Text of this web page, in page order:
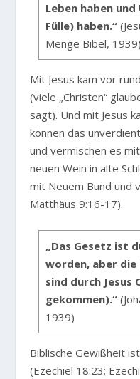
Leben haben
Fülle) haben.“
Menge Bibel, 1939)
Mit Jesus kam vor
(viele „Christen“
sagt). Und mit Jesus
können das
und vermischen es
neuen Wein in alte
mit Neuem Bund und
Matthäus 9:16-17).
„Das Gesetz ist
worden, aber die
sind durch Jesus
gekommen).“
1939)
Biblische Gewißheit
(Ezechiel 18:23;